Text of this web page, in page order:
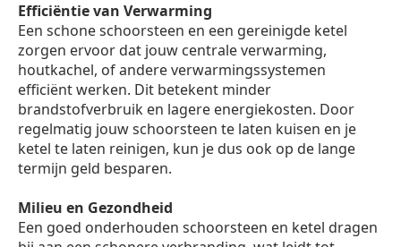
Efficiëntie van Verwarming
Een schone schoorsteen en een gereinigde ketel
zorgen ervoor dat jouw centrale verwarming,
houtkachel, of andere verwarmingssystemen
efficiënt werken. Dit betekent minder
brandstofverbruik en lagere energiekosten. Door
regelmatig jouw schoorsteen te laten kuisen en je
ketel te laten reinigen, kun je dus ook op de lange
termijn geld besparen.
Milieu en Gezondheid
Een goed onderhouden schoorsteen en ketel dragen